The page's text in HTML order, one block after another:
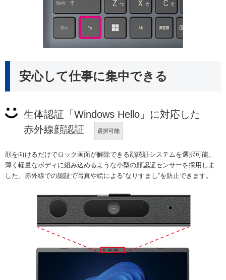
安心して仕事に集中できる
生体認証「Windows Hello」に対応した
赤外線顔認証
選択可能
顔を向けるだけでロック画面が解除できる顔認証システムを選択可能。
薄く軽量なボディに組み込めるような小型の顔認証センサーを採用しま
した。赤外線での認証で写真や絵による“なりすまし”を防止できます。